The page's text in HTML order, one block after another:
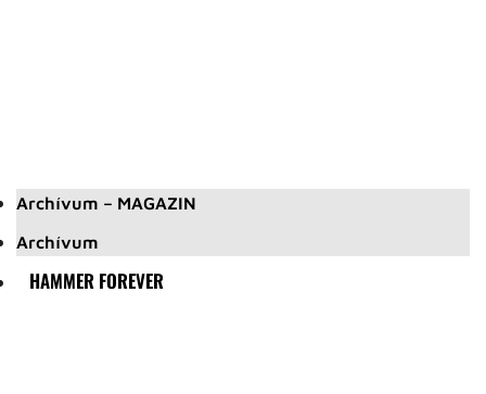
Archívum – MAGAZIN
Archívum
HAMMER FOREVER